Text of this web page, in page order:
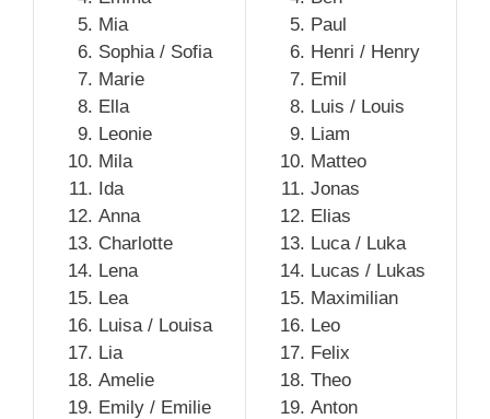
Mia
Sophia / Sofia
Marie
Ella
Leonie
Mila
Ida
Anna
Charlotte
Lena
Lea
Luisa / Louisa
Lia
Amelie
Emily / Emilie
Paul
Henri / Henry
Emil
Luis / Louis
Liam
Matteo
Jonas
Elias
Luca / Luka
Lucas / Lukas
Maximilian
Leo
Felix
Theo
Anton